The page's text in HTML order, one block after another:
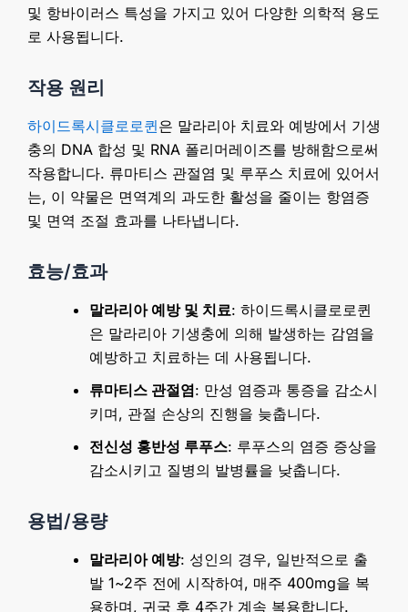
및 항바이러스 특성을 가지고 있어 다양한 의학적 용도
로 사용됩니다.
작용 원리
하이드록시클로로퀸은 말라리아 치료와 예방에서 기생
충의 DNA 합성 및 RNA 폴리머레이즈를 방해함으로써
작용합니다. 류마티스 관절염 및 루푸스 치료에 있어서
는, 이 약물은 면역계의 과도한 활성을 줄이는 항염증
및 면역 조절 효과를 나타냅니다.
효능/효과
말라리아 예방 및 치료: 하이드록시클로로퀸
은 말라리아 기생충에 의해 발생하는 감염을
예방하고 치료하는 데 사용됩니다.
류마티스 관절염: 만성 염증과 통증을 감소시
키며, 관절 손상의 진행을 늦춥니다.
전신성 홍반성 루푸스: 루푸스의 염증 증상을
감소시키고 질병의 발병률을 낮춥니다.
용법/용량
말라리아 예방: 성인의 경우, 일반적으로 출
발 1~2주 전에 시작하여, 매주 400mg을 복
용하며, 귀국 후 4주간 계속 복용합니다.